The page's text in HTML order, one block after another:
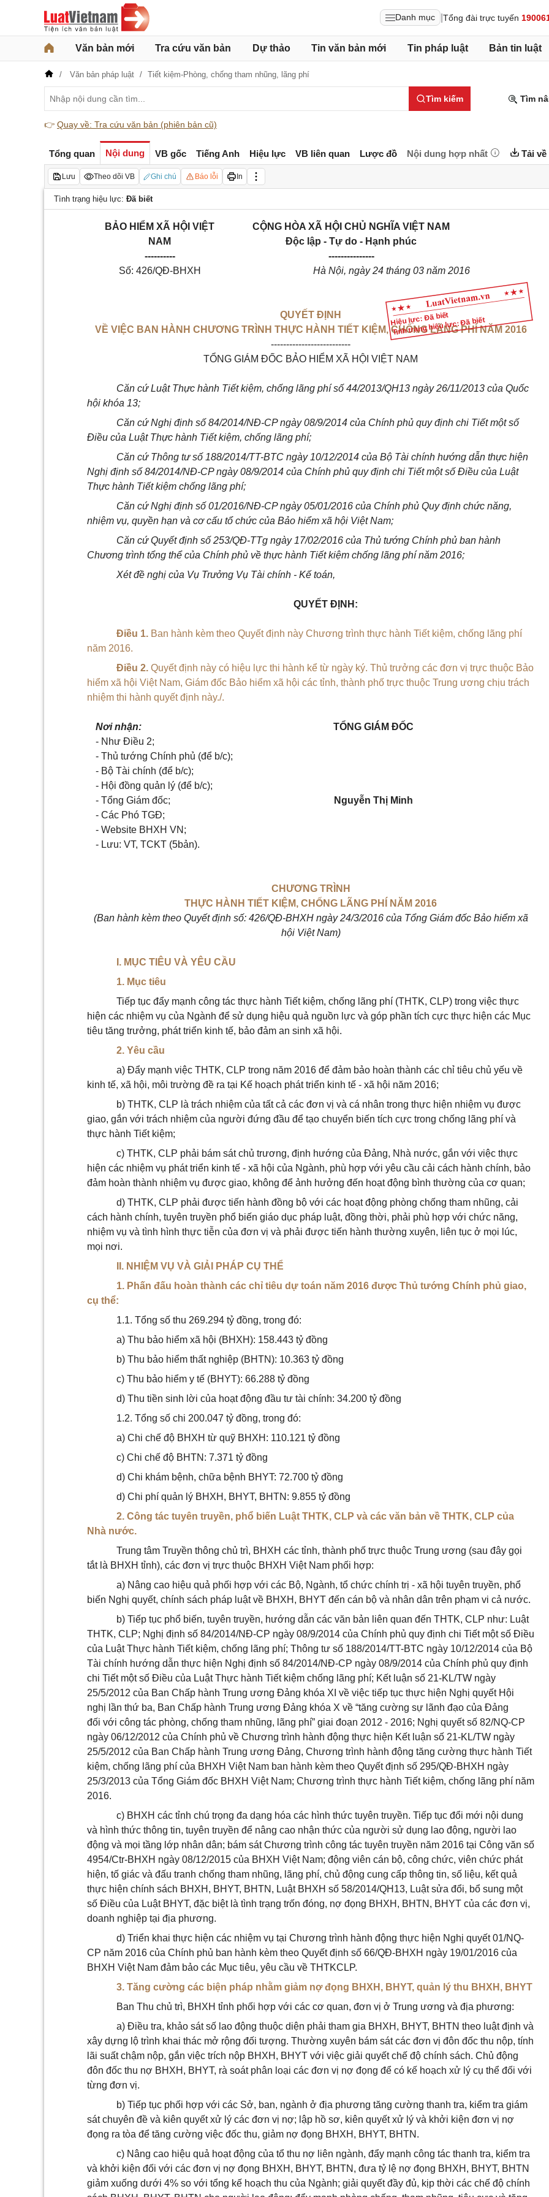
Danh mục Tổng đài trực tuyến
Văn bản mới Tra cứu văn bản Dự thảo Tin văn bản mới Tin pháp luật Bản tin luật
Văn bản pháp luật Tiết kiệm-Phòng, chống tham nhũng, lãng phí
Tìm kiếm Tìm
👉 Quay về: Tra cứu văn bản (phiên bản cũ)
Tổng quan Nội dung VB gốc Tiếng Anh Hiệu lực VB liên quan Lược đồ Nội dung hợp nhất Tải về
Lưu Theo dõi VB Ghi chú Báo lỗi In
Tình trạng hiệu lực: Đã biết
Hiệu lực: Đã biết
Tình trạng hiệu lực: Đã biết
BẢO HIỂM XÃ HỘI VIỆT
NAM
----------
Số: 426/QĐ-BHXH
CỘNG HÒA XÃ HỘI CHỦ NGHĨA VIỆT NAM
Độc lập - Tự do - Hạnh phúc
---------------
Hà Nội, ngày 24 tháng 03 năm 2016
QUYẾT ĐỊNH
VỀ VIỆC BAN HÀNH CHƯƠNG TRÌNH THỰC HÀNH TIẾT KIỆM, CHỐNG LÃNG PHÍ NĂM 2016
--------------------------
TỔNG GIÁM ĐỐC BẢO HIỂM XÃ HỘI VIỆT NAM
Căn cứ Luật Thực hành Tiết kiệm, chống lãng phí số 44/2013/QH13 ngày 26/11/2013 của Quốc
hội khóa 13;
Căn cứ Nghị định số 84/2014/NĐ-CP ngày 08/9/2014 của Chính phủ quy định chi Tiết một số
Điều của Luật Thực hành Tiết kiệm, chống lãng phí;
Căn cứ Thông tư số 188/2014/TT-BTC ngày 10/12/2014 của Bộ Tài chính hướng dẫn thực hiện
Nghị định số 84/2014/NĐ-CP ngày 08/9/2014 của Chính phủ quy định chi Tiết một số Điều của Luật
Thực hành Tiết kiệm chống lãng phí;
Căn cứ Nghị định số 01/2016/NĐ-CP ngày 05/01/2016 của Chính phủ Quy định chức năng,
nhiệm vụ, quyền hạn và cơ cấu tổ chức của Bảo hiểm xã hội Việt Nam;
Căn cứ Quyết định số 253/QĐ-TTg ngày 17/02/2016 của Thủ tướng Chính phủ ban hành
Chương trình tổng thể của Chính phủ về thực hành Tiết kiệm chống lãng phí năm 2016;
Xét đề nghị của Vụ Trưởng Vụ Tài chính - Kế toán,
QUYẾT ĐỊNH:
Điều 1. Ban hành kèm theo Quyết định này Chương trình thực hành Tiết kiệm, chống lãng phí
năm 2016.
Điều 2. Quyết định này có hiệu lực thi hành kể từ ngày ký. Thủ trưởng các đơn vị trực thuộc Bảo
hiểm xã hội Việt Nam, Giám đốc Bảo hiểm xã hội các tỉnh, thành phố trực thuộc Trung ương chịu trách
nhiệm thi hành quyết định này./.
Nơi nhận:
- Như Điều 2;
- Thủ tướng Chính phủ (để b/c);
- Bộ Tài chính (để b/c);
- Hội đồng quản lý (để b/c);
- Tổng Giám đốc;
- Các Phó TGĐ;
- Website BHXH VN;
- Lưu: VT, TCKT (5bản).
TỔNG GIÁM ĐỐC
Nguyễn Thị Minh
CHƯƠNG TRÌNH
THỰC HÀNH TIẾT KIỆM, CHỐNG LÃNG PHÍ NĂM 2016
(Ban hành kèm theo Quyết định số: 426/QĐ-BHXH ngày 24/3/2016 của Tổng Giám đốc Bảo hiểm xã
hội Việt Nam)
I. MỤC TIÊU VÀ YÊU CẦU
1. Mục tiêu
Tiếp tục đẩy mạnh công tác thực hành Tiết kiệm, chống lãng phí (THTK, CLP) trong việc thực
hiện các nhiệm vụ của Ngành để sử dụng hiệu quả nguồn lực và góp phần tích cực thực hiện các Mục
tiêu tăng trưởng, phát triển kinh tế, bảo đảm an sinh xã hội.
2. Yêu cầu
a) Đẩy mạnh việc THTK, CLP trong năm 2016 để đảm bảo hoàn thành các chỉ tiêu chủ yếu về
kinh tế, xã hội, môi trường đề ra tại Kế hoạch phát triển kinh tế - xã hội năm 2016;
b) THTK, CLP là trách nhiệm của tất cả các đơn vị và cá nhân trong thực hiện nhiệm vụ được
giao, gắn với trách nhiệm của người đứng đầu để tạo chuyển biến tích cực trong chống lãng phí và
thực hành Tiết kiệm;
c) THTK, CLP phải bám sát chủ trương, định hướng của Đảng, Nhà nước, gắn với việc thực
hiện các nhiệm vụ phát triển kinh tế - xã hội của Ngành, phù hợp với yêu cầu cải cách hành chính, bảo
đảm hoàn thành nhiệm vụ được giao, không để ảnh hưởng đến hoạt động bình thường của cơ quan;
d) THTK, CLP phải được tiến hành đồng bộ với các hoạt động phòng chống tham nhũng, cải
cách hành chính, tuyên truyền phổ biến giáo dục pháp luật, đồng thời, phải phù hợp với chức năng,
nhiệm vụ và tình hình thực tiễn của đơn vị và phải được tiến hành thường xuyên, liên tục ở mọi lúc,
mọi nơi.
II. NHIỆM VỤ VÀ GIẢI PHÁP CỤ THỂ
1. Phấn đấu hoàn thành các chỉ tiêu dự toán năm 2016 được Thủ tướng Chính phủ giao,
cụ thể:
1.1. Tổng số thu 269.294 tỷ đồng, trong đó:
a) Thu bảo hiểm xã hội (BHXH): 158.443 tỷ đồng
b) Thu bảo hiểm thất nghiệp (BHTN): 10.363 tỷ đồng
c) Thu bảo hiểm y tế (BHYT): 66.288 tỷ đồng
d) Thu tiền sinh lời của hoạt động đầu tư tài chính: 34.200 tỷ đồng
1.2. Tổng số chi 200.047 tỷ đồng, trong đó:
a) Chi chế độ BHXH từ quỹ BHXH: 110.121 tỷ đồng
c) Chi chế độ BHTN: 7.371 tỷ đồng
d) Chi khám bệnh, chữa bệnh BHYT: 72.700 tỷ đồng
d) Chi phí quản lý BHXH, BHYT, BHTN: 9.855 tỷ đồng
2. Công tác tuyên truyền, phổ biến Luật THTK, CLP và các văn bản về THTK, CLP của
Nhà nước.
Trung tâm Truyền thông chủ trì, BHXH các tỉnh, thành phố trực thuộc Trung ương (sau đây gọi
tắt là BHXH tỉnh), các đơn vị trực thuộc BHXH Việt Nam phối hợp:
a) Nâng cao hiệu quả phối hợp với các Bộ, Ngành, tổ chức chính trị - xã hội tuyên truyền, phổ
biến Nghị quyết, chính sách pháp luật về BHXH, BHYT đến cán bộ và nhân dân trên phạm vi cả nước.
b) Tiếp tục phổ biến, tuyên truyền, hướng dẫn các văn bản liên quan đến THTK, CLP như: Luật
THTK, CLP; Nghị định số 84/2014/NĐ-CP ngày 08/9/2014 của Chính phủ quy định chi Tiết một số Điều
của Luật Thực hành Tiết kiệm, chống lãng phí; Thông tư số 188/2014/TT-BTC ngày 10/12/2014 của Bộ
Tài chính hướng dẫn thực hiện Nghị định số 84/2014/NĐ-CP ngày 08/9/2014 của Chính phủ quy định
chi Tiết một số Điều của Luật Thực hành Tiết kiệm chống lãng phí; Kết luận số 21-KL/TW ngày
25/5/2012 của Ban Chấp hành Trung ương Đảng khóa XI về việc tiếp tục thực hiện Nghị quyết Hội
nghị lần thứ ba, Ban Chấp hành Trung ương Đảng khóa X về “tăng cường sự lãnh đạo của Đảng
đối với công tác phòng, chống tham nhũng, lãng phí” giai đoạn 2012 - 2016; Nghị quyết số 82/NQ-CP
ngày 06/12/2012 của Chính phủ về Chương trình hành động thực hiện Kết luận số 21-KL/TW ngày
25/5/2012 của Ban Chấp hành Trung ương Đảng, Chương trình hành động tăng cường thực hành Tiết
kiệm, chống lãng phí của BHXH Việt Nam ban hành kèm theo Quyết định số 295/QĐ-BHXH ngày
25/3/2013 của Tổng Giám đốc BHXH Việt Nam; Chương trình thực hành Tiết kiệm, chống lãng phí năm
2016.
c) BHXH các tỉnh chú trọng đa dạng hóa các hình thức tuyên truyền. Tiếp tục đổi mới nội dung
và hình thức thông tin, tuyên truyền để nâng cao nhận thức của người sử dụng lao động, người lao
động và mọi tầng lớp nhân dân; bám sát Chương trình công tác tuyên truyền năm 2016 tại Công văn số
4954/Ctr-BHXH ngày 08/12/2015 của BHXH Việt Nam; động viên cán bộ, công chức, viên chức phát
hiện, tố giác và đấu tranh chống tham nhũng, lãng phí, chủ động cung cấp thông tin, số liệu, kết quả
thực hiện chính sách BHXH, BHYT, BHTN, Luật BHXH số 58/2014/QH13, Luật sửa đổi, bổ sung một
số Điều của Luật BHYT, đặc biệt là tình trạng trốn đóng, nợ đọng BHXH, BHTN, BHYT của các đơn vị,
doanh nghiệp tại địa phương.
d) Triển khai thực hiện các nhiệm vụ tại Chương trình hành động thực hiện Nghị quyết 01/NQ-
CP năm 2016 của Chính phủ ban hành kèm theo Quyết định số 66/QĐ-BHXH ngày 19/01/2016 của
BHXH Việt Nam đảm bảo các Mục tiêu, yêu cầu về THTKCLP.
3. Tăng cường các biện pháp nhằm giảm nợ đọng BHXH, BHYT, quản lý thu BHXH, BHYT
Ban Thu chủ trì, BHXH tỉnh phối hợp với các cơ quan, đơn vị ở Trung ương và địa phương:
a) Điều tra, khảo sát số lao động thuộc diện phải tham gia BHXH, BHYT, BHTN theo luật định và
xây dựng lộ trình khai thác mở rộng đối tượng. Thường xuyên bám sát các đơn vị đôn đốc thu nộp, tính
lãi suất chậm nộp, gắn việc trích nộp BHXH, BHYT với việc giải quyết chế độ chính sách. Chủ động
đôn đốc thu nợ BHXH, BHYT, rà soát phân loại các đơn vị nợ đọng để có kế hoạch xử lý cụ thể đối với
từng đơn vị.
b) Tiếp tục phối hợp với các Sở, ban, ngành ở địa phương tăng cường thanh tra, kiểm tra giám
sát chuyên đề và kiên quyết xử lý các đơn vị nợ; lập hồ sơ, kiên quyết xử lý và khởi kiện đơn vị nợ
đọng ra tòa để tăng cường việc đốc thu, giảm nợ đọng BHXH, BHYT, BHTN.
c) Nâng cao hiệu quả hoạt động của tổ thu nợ liên ngành, đẩy mạnh công tác thanh tra, kiểm tra
và khởi kiện đối với các đơn vị nợ đọng BHXH, BHYT, BHTN, đưa tỷ lệ nợ đọng BHXH, BHYT, BHTN
giảm xuống dưới 4% so với tổng kế hoạch thu của Ngành; giải quyết đầy đủ, kịp thời các chế độ chính